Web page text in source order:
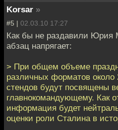
Korsar »
#5 | 02.03.10 17:27
Как бы не раздавили Юрия
абзац напрягает:
> При общем объеме
различных форматов около
стендов будут посвящены
главнокомандующему. Как
информация будет
оценки роли Сталина в